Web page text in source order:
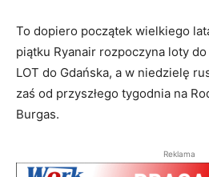
To dopiero początek wielkiego
piątku Ryanair rozpoczyna loty
LOT do Gdańska, a w niedzielę
zaś od przyszłego tygodnia na
Burgas.
Reklama